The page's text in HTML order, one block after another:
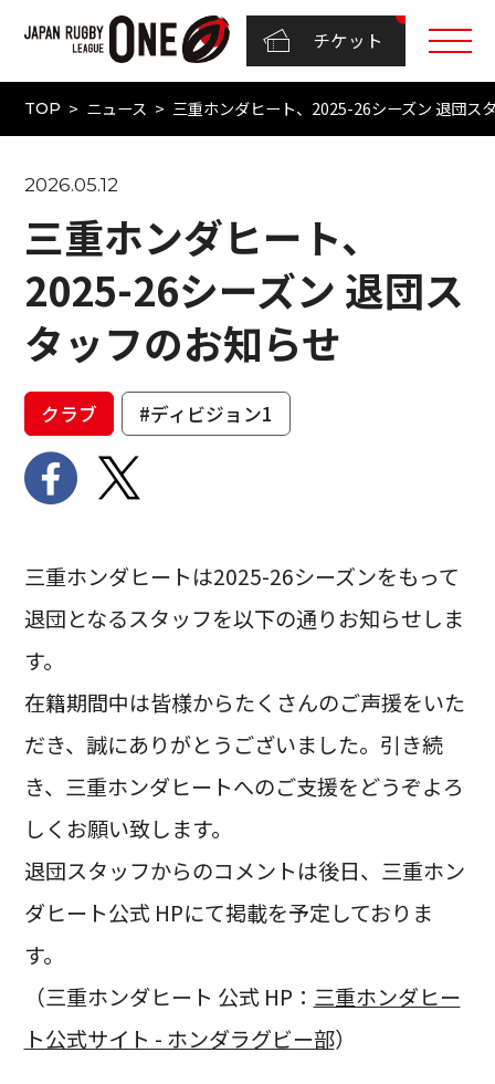
チケット
TOP ニュース 三重ホンダヒート、2025-26シーズン 退団ス
2026.05.12
三重ホンダヒート、
2025-26シーズン 退団ス
タッフのお知らせ
クラブ #ディビジョン1
三重ホンダヒートは2025-26シーズンをもって
退団となるスタッフを以下の通りお知らせしま
す。
在籍期間中は皆様からたくさんのご声援をいた
だき、誠にありがとうございました。引き続
き、三重ホンダヒートへのご支援をどうぞよろ
しくお願い致します。
退団スタッフからのコメントは後日、三重ホン
ダヒート公式 HPにて掲載を予定しておりま
す。
（三重ホンダヒート 公式 HP： 三重ホンダヒー
ト公式サイト - ホンダラグビー部）